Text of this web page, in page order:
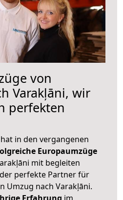
von
Varakļāni, wir
perfekten
in den vergangenen
Europaumzüge
mit begleiten
perfekte Partner für
Umzug nach Varakļāni.